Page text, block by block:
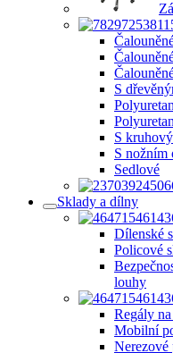
S
S
S nožním
Sedlové
Sklady a dílny
Dílenské
Policové
louhy
Regály
Mobilní
Nerezové